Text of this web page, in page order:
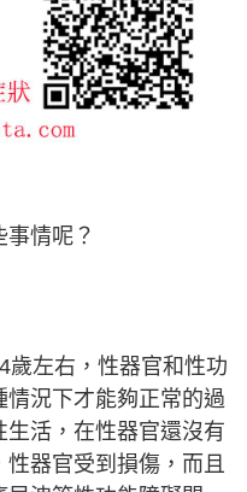
情呢？
歲左右，性器官和性功
況下才能夠正常的過
活，在性器官還沒有
器官受到損傷，而且